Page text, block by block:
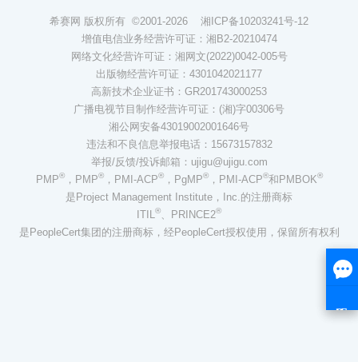
希赛网 版权所有 ©2001-2026 湘ICP备10203241号-12
增值电信业务经营许可证：湘B2-20210474
网络文化经营许可证：湘网文(2022)0042-005号
出版物经营许可证：4301042021177
高新技术企业证书：GR201743000253
广播电视节目制作经营许可证：(湘)字00306号
湘公网安备43019002001646号
违法和不良信息举报电话：15673157832
举报/反馈/投诉邮箱：ujigu@ujigu.com
PMP®，PMP®，PMI-ACP®，PgMP®，PMI-ACP®和PMBOK®
是Project Management Institute，Inc.的注册商标
ITIL®、PRINCE2®
是PeopleCert集团的注册商标，经PeopleCert授权使用，保留所有权利